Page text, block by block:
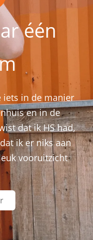
één
iets in de manier
en in de
dat ik HS had,
ik er niks aan
vooruitzicht